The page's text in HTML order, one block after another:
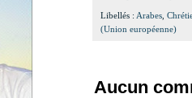
Libellés : Arabes
(Union européenne)
Aucun